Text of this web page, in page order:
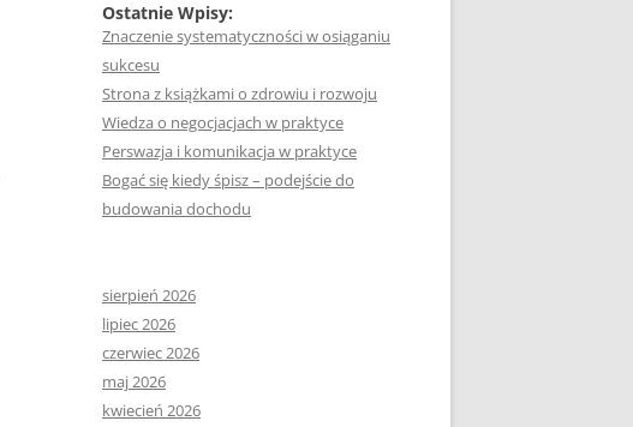
Ostatnie Wpisy:
Znaczenie systematyczności w osiąganiu
sukcesu
Strona z książkami o zdrowiu i rozwoju
Wiedza o negocjacjach w praktyce
Perswazja i komunikacja w praktyce
Bogać się kiedy śpisz – podejście do
budowania dochodu
sierpień 2026
lipiec 2026
czerwiec 2026
maj 2026
kwiecień 2026